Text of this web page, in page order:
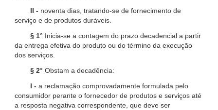
II - noventa dias, tratando-se de fornecimento de
serviço e de produtos duráveis.
§ 1° Inicia-se a contagem do prazo decadencial a partir
da entrega efetiva do produto ou do término da execução
dos serviços.
§ 2° Obstam a decadência:
I - a reclamação comprovadamente formulada pelo
consumidor perante o fornecedor de produtos e serviços até
a resposta negativa correspondente, que deve ser